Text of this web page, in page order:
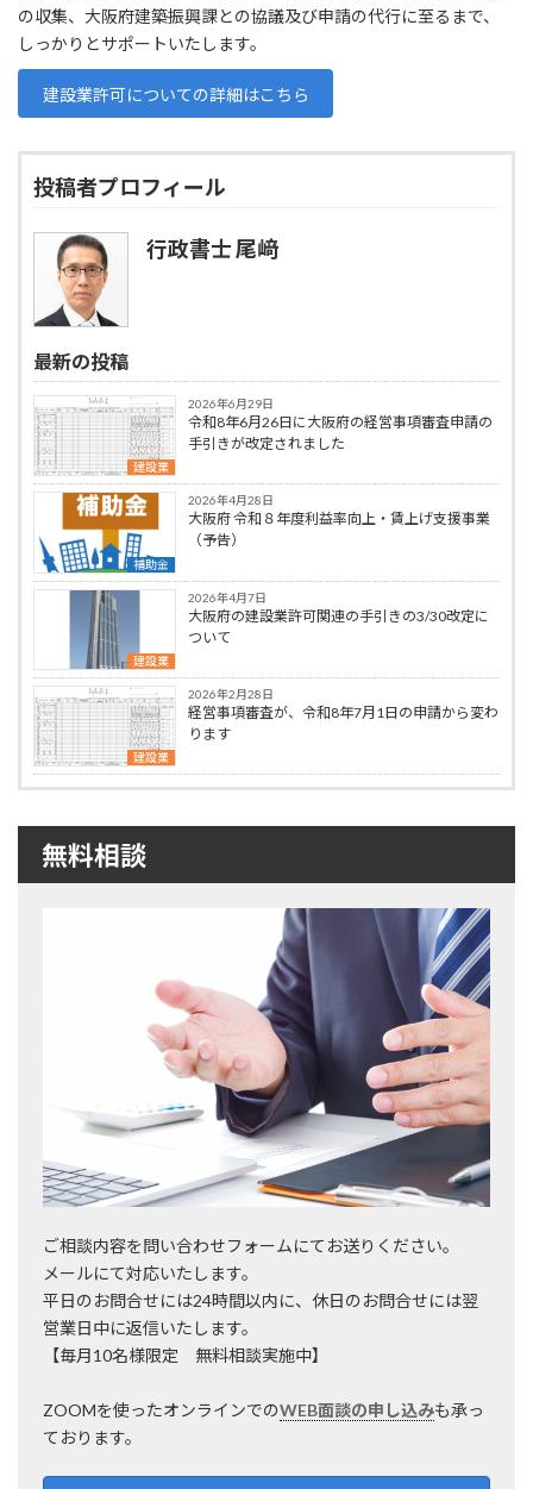
の収集、大阪府建築振興課との協議及び申請の代行に至るまで、
しっかりとサポートいたします。
建設業許可についての詳細はこちら
投稿者プロフィール
行政書士 尾﨑
最新の投稿
建設業
2026年6月29日
令和8年6月26日に大阪府の経営事項審査申請の
手引きが改定されました
補助金
2026年4月28日
大阪府 令和８年度利益率向上・賃上げ支援事業
（予告）
建設業
2026年4月7日
大阪府の建設業許可関連の手引きの3/30改定に
ついて
建設業
2026年2月28日
経営事項審査が、令和8年7月1日の申請から変わ
ります
無料相談
ご相談内容を問い合わせフォームにてお送りください。
メールにて対応いたします。
平日のお問合せには24時間以内に、休日のお問合せには翌
営業日中に返信いたします。
【毎月10名様限定 無料相談実施中】
ZOOMを使ったオンラインでのWEB面談の申し込みも承っ
ております。